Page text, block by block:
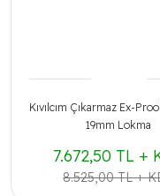
Kıvılcım Çıkarmaz Ex-
19mm Lokma
7.672,50 TL +
8.525,00 TL +